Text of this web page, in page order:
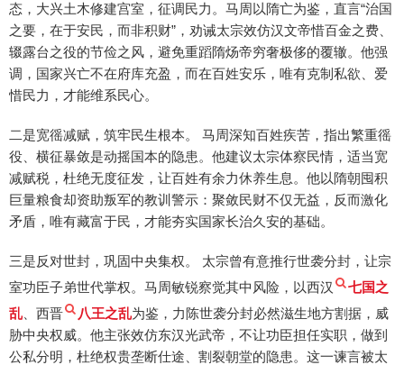
态，大兴土木修建宫室，征调民力。马周以隋亡为鉴，直言“治国
之要，在于安民，而非积财”，劝诫太宗效仿汉文帝惜百金之费、
辍露台之役的节俭之风，避免重蹈隋炀帝穷奢极侈的覆辙。他强
调，国家兴亡不在府库充盈，而在百姓安乐，唯有克制私欲、爱
惜民力，才能维系民心。
二是宽徭减赋，筑牢民生根本。 马周深知百姓疾苦，指出繁重徭
役、横征暴敛是动摇国本的隐患。他建议太宗体察民情，适当宽
减赋税，杜绝无度征发，让百姓有余力休养生息。他以隋朝囤积
巨量粮食却资助叛军的教训警示：聚敛民财不仅无益，反而激化
矛盾，唯有藏富于民，才能夯实国家长治久安的基础。
三是反对世封，巩固中央集权。 太宗曾有意推行世袭分封，让宗
室功臣子弟世代掌权。马周敏锐察觉其中风险，以西汉
七国之
乱 、西晋 八王之乱为鉴，力陈世袭分封必然滋生地方割据，威
胁中央权威。他主张效仿东汉光武帝，不让功臣担任实职，做到
公私分明，杜绝权贵垄断仕途、割裂朝堂的隐患。这一谏言被太